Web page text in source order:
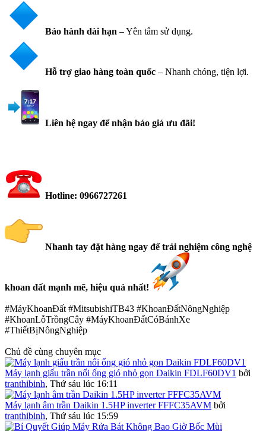
Bảo hành dài hạn – Yên tâm sử dụng.
Hỗ trợ giao hàng toàn quốc – Nhanh chóng, tiện lợi.
Liên hệ ngay để nhận báo giá ưu đãi!
Hotline: 0966727261
Nhanh tay đặt hàng ngay để trải nghiệm công nghệ
khoan đất mạnh mẽ, hiệu quả nhất!
#MáyKhoanĐất #MitsubishiTB43 #KhoanĐấtNôngNghiệp
#KhoanLỗTrồngCây #MáyKhoanĐấtCóBánhXe
#ThiếtBịNôngNghiệp
Chủ đề cùng chuyên mục
Máy lạnh giấu trần nối ống gió nhỏ gọn Daikin FDLF60DV1 bởi
tranthibinh, Thứ sáu lúc 16:11
Máy lạnh âm trần Daikin 1.5HP inverter FFFC35AVM bởi
tranthibinh, Thứ sáu lúc 15:59